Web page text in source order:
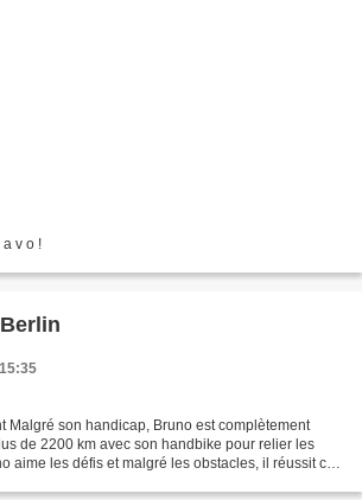
a v o !
Malgré son handicap, Bruno est complètement
de 2200 km avec son handbike pour relier les
aime les défis et malgré les obstacles, il réussit ce